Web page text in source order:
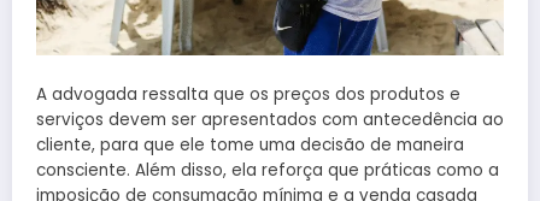
A advogada ressalta que os preços dos produtos e
serviços devem ser apresentados com antecedência ao
cliente, para que ele tome uma decisão de maneira
consciente. Além disso, ela reforça que práticas como a
imposição de consumação mínima e a venda casada